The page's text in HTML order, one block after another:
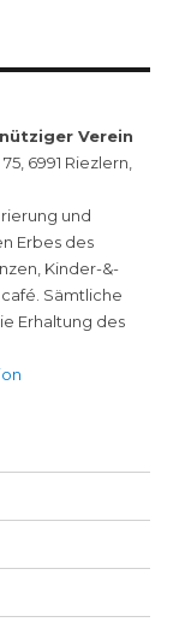
Verein
6991 Riezlern,
und
Erbes des
Kinder-&-
Sämtliche
Erhaltung des